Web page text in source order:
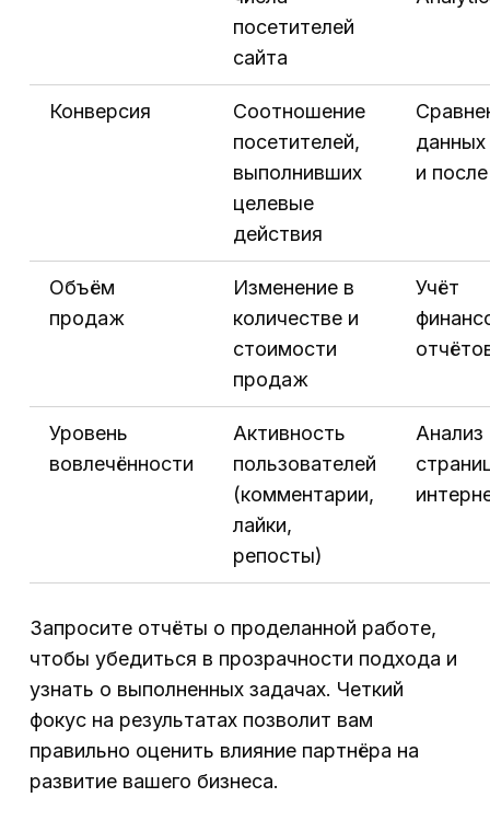
посетителей
сайта
Конверсия
Соотношение
посетителей,
выполнивших
целевые
действия
и после
Объём
продаж
Изменение в
количестве и
стоимости
продаж
Учёт
Уровень
вовлечённости
Активность
пользователей
(комментарии,
лайки,
репосты)
Анализ
Запросите отчёты о проделанной работе,
чтобы убедиться в прозрачности подхода и
узнать о выполненных задачах. Четкий
фокус на результатах позволит вам
правильно оценить влияние партнёра на
развитие вашего бизнеса.